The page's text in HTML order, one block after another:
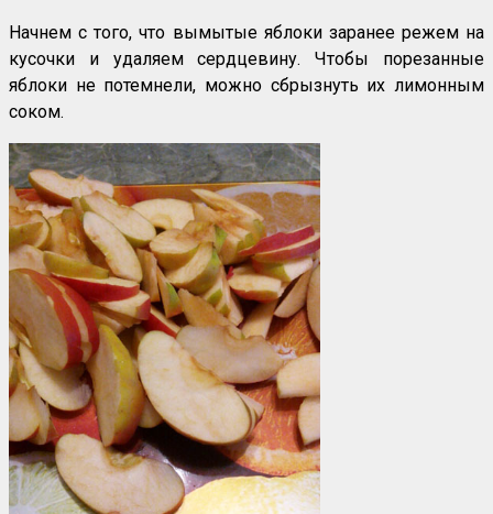
Начнем с того, что вымытые яблоки заранее режем на
кусочки и удаляем сердцевину. Чтобы порезанные
яблоки не потемнели, можно сбрызнуть их лимонным
соком.